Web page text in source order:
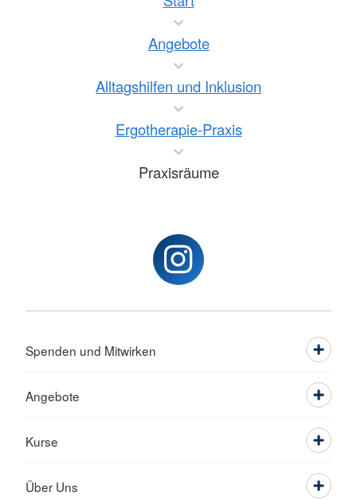
Angebote
Alltagshilfen und Inklusion
Ergotherapie-Praxis
Praxisräume
Spenden und Mitwirken
Angebote
Kurse
Über Uns